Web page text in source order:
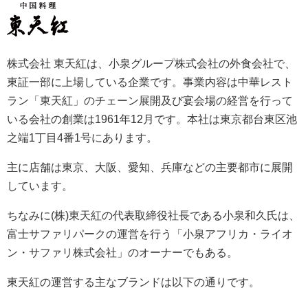
株式会社 東天紅は、小泉グループ株式会社の外食会社で、
東証一部に上場している企業です。事業内容は中華レスト
ラン「東天紅」のチェーン展開及び宴会場の経営を行って
いる会社の創業は1961年12月です。本社は東京都台東区池
之端1丁目4番1号にあります。
主に店舗は東京、大阪、愛知、兵庫などの主要都市に展開
しています。
ちなみに(株)東天紅の代表取締役社長である小泉和久氏は、
富士サファリパークの運営を行う「小泉アフリカ・ライオ
ン・サファリ株式会社」のオーナーでもある。
東天紅の運営する主なブランドは以下の通りです。